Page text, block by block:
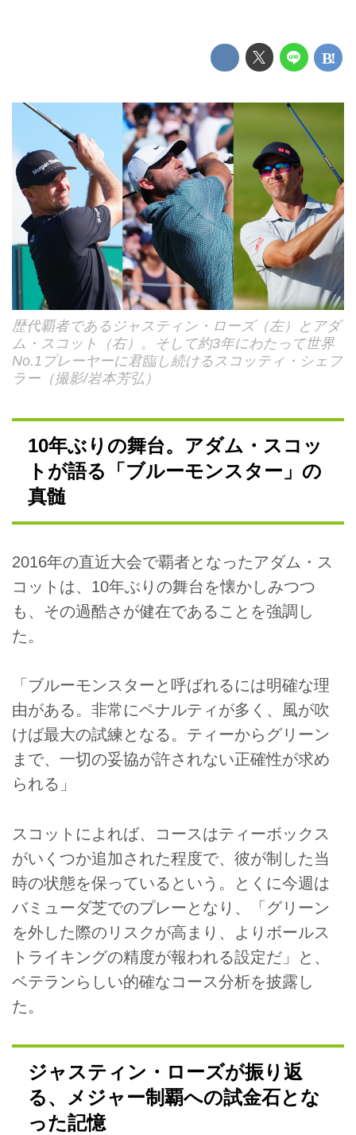
歴代覇者であるジャスティン・ローズ（左）とアダ
ム・スコット（右）。そして約3年にわたって世界
No.1プレーヤーに君臨し続けるスコッティ・シェフ
ラー（撮影/岩本芳弘）
10年ぶりの舞台。アダム・スコッ
トが語る「ブルーモンスター」の
真髄
2016年の直近大会で覇者となったアダム・ス
コットは、10年ぶりの舞台を懐かしみつつ
も、その過酷さが健在であることを強調し
た。
「ブルーモンスターと呼ばれるには明確な理
由がある。非常にペナルティが多く、風が吹
けば最大の試練となる。ティーからグリーン
まで、一切の妥協が許されない正確性が求め
られる」
スコットによれば、コースはティーボックス
がいくつか追加された程度で、彼が制した当
時の状態を保っているという。とくに今週は
バミューダ芝でのプレーとなり、「グリーン
を外した際のリスクが高まり、よりボールス
トライキングの精度が報われる設定だ」と、
ベテランらしい的確なコース分析を披露し
た。
ジャスティン・ローズが振り返
る、メジャー制覇への試金石とな
った記憶